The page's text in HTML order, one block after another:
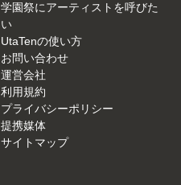
学園祭にアーティストを呼びた
い
UtaTenの使い方
お問い合わせ
運営会社
利用規約
プライバシーポリシー
提携媒体
サイトマップ